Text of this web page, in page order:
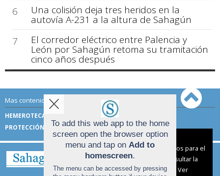
6
Una colisión deja tres heridos en la
autovía A-231 a la altura de Sahagún
7
El corredor eléctrico entre Palencia y
León por Sahagún retoma su tramitación
cinco años después
Mas contenido de Sahagún Digital:
HEMEROTECA
TÉRMINOS DE USO
PROTECCIÓN DE DATOSTo add this web app to the home
screen open the browser option
menu and tap on Add to
homescreen.
The menu can be accessed by pressing
Aviso sobre el Uso de cookies:
Utilizamos cookies nuestras y de terceros para el
funcionamiento del digital. Puedes consultar la
lista de cookies y como desconectarlas.
Ver